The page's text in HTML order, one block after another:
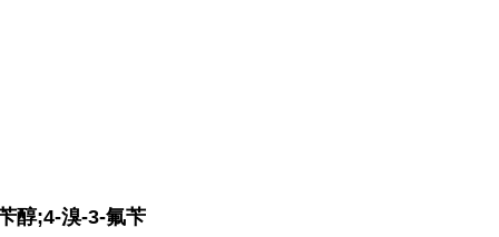
醇;4-溴-3-氟苄